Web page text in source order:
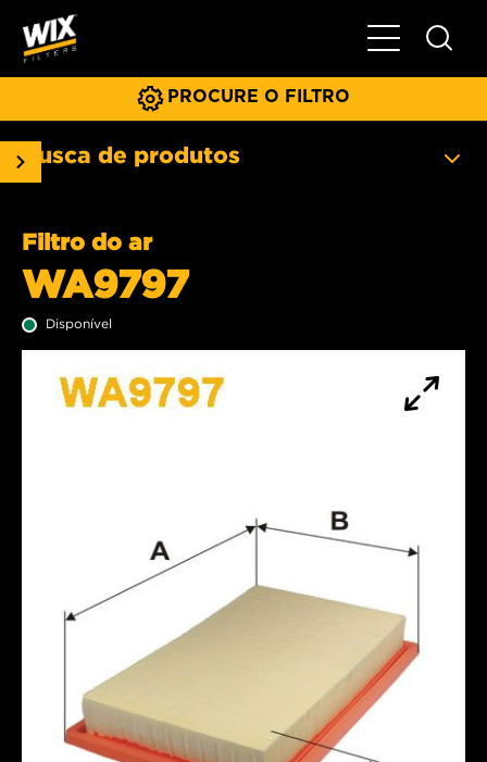
Menu
PROCURE O FILTRO
Busca de produtos
Filtro do ar
WA9797
Disponível